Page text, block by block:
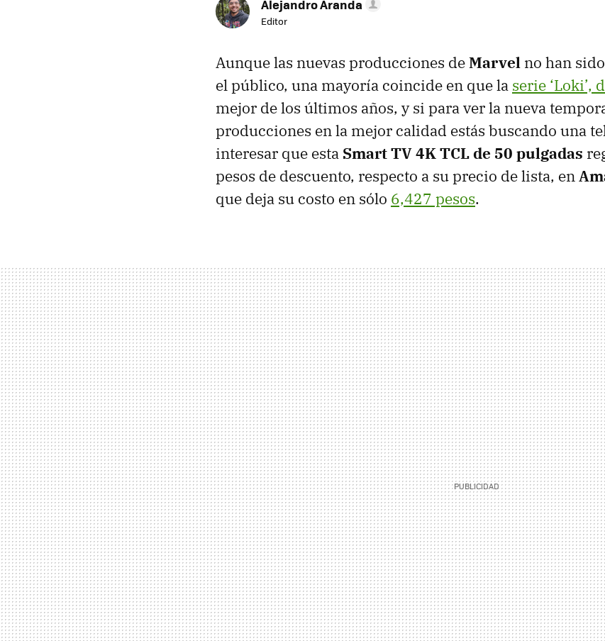
Alejandro Aranda
Editor
Aunque las nuevas producciones deMarvel no han
el público, una mayoría coincide en que la serie ‘Loki’,
mejor de los últimos años, y si para ver la nueva
producciones en la mejor calidad estás buscando una
interesar que esta Smart TV 4K TCL de 50 pulgadas
pesos de descuento, respecto a su precio de lista, en
que deja su costo en sólo 6,427 pesos.